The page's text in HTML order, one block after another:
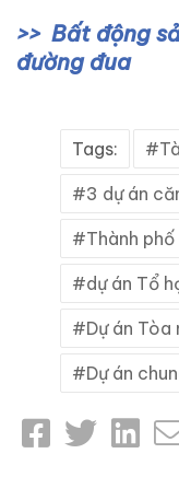
Bất động
đường đua
Tags:
3 dự án
Thành
dự án Tổ
Dự án Tòa
Dự án